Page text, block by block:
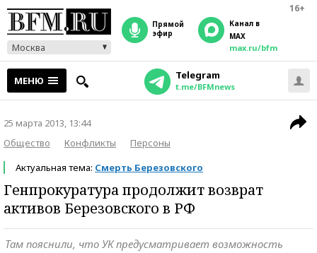
16+
Москва
прямой
эфир
Канал в
MAX
max.ru/bfm
МЕНЮ Telegram
t.me/BFMnews
25 марта 2013, 13:44
Общество
Конфликты
Персоны
Актуальная тема: Смерть Березовского
Генпрокуратура продолжит возврат
активов Березовского в РФ
Там пояснили, что УК предусматривает возможность